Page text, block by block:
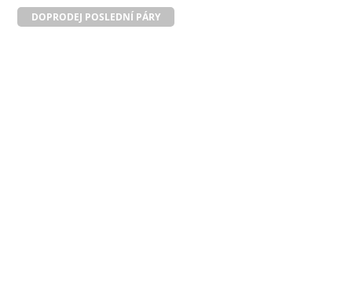
DOPRODEJ POSLEDNÍ PÁRY